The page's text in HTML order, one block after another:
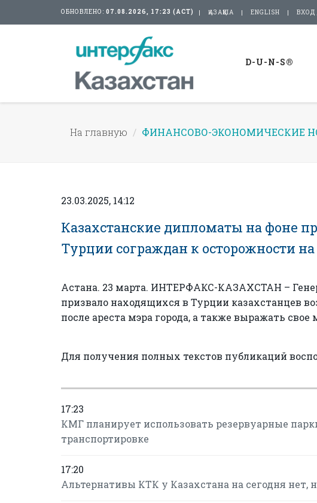
ОБНОВЛЕНО: 07.08.2026, 17:23 (АСТ) ҚАЗАҚША ENGLISH ВХОД
D-U-N-S®
На главную ФИНАНСОВО-ЭКОНОМИЧЕСКИЕ
23.03.2025, 14:12
Казахстанские дипломаты на фоне
Турции сограждан к осторожности
Астана. 23 марта. ИНТЕРФАКС-КАЗАХСТАН –
призвало находящихся в Турции казахстанцев
после ареста мэра города, а также выражать
Для получения полных текстов публикаций
17:23
КМГ планирует использовать резервуарные
транспортировке
17:20
Альтернативы КТК у Казахстана на сегодня нет,